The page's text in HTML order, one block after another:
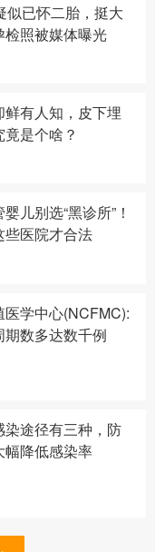
似已怀二胎，挺大
检照被媒体曝光
鲜有人知，皮下埋
是个啥？
儿别选“黑诊所”！
些医院才合法
医学中心(NCFMC):
期数多达数千例
染途径有三种，防
幅降低感染率